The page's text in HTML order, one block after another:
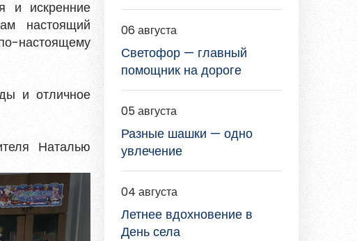
и искренние
настоящий
настоящему
и отличное
Наталью
06 августа
Светофор — главный
помощник на дороге
05 августа
Разные шашки — одно
увлечение
04 августа
Летнее вдохновение в
День села